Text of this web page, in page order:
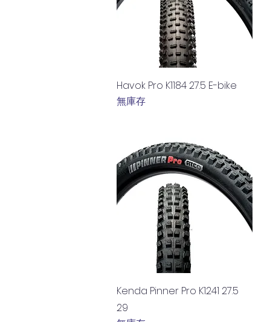
快速瀏覽
Havok Pro K1184 27.5 E-bike
無庫存
快速瀏覽
Kenda Pinner Pro K1241 27.5
29